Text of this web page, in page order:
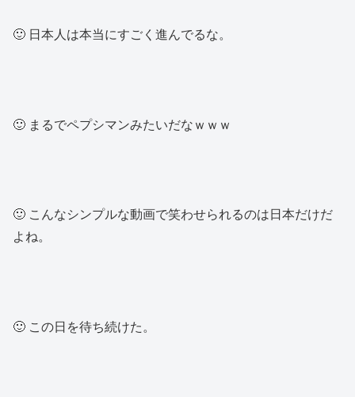
🙂 日本人は本当にすごく進んでるな。
🙂 まるでペプシマンみたいだなｗｗｗ
🙂 こんなシンプルな動画で笑わせられるのは日本だけだ
よね。
🙂 この日を待ち続けた。